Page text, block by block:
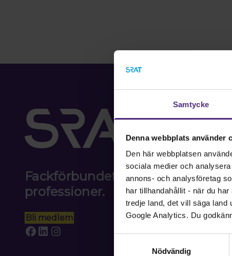
Samtycke
Denna webbplats använder
Den här webbplatsen
sociala medier och
annons- och analysföretag
har tillhandahållit - när du
tredje land, det vill säga
Google Analytics. Du
Nödvändig
Fackförbundet för akademiker i
professioner.
Bli medlem